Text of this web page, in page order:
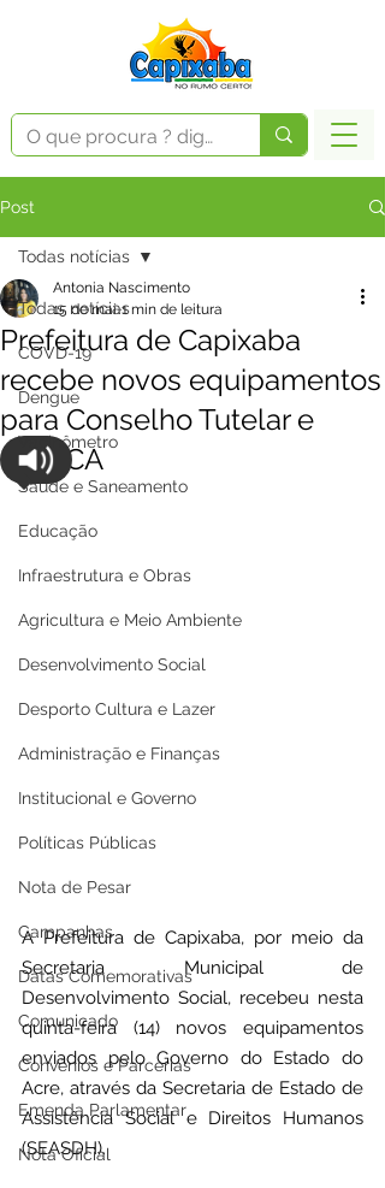
Post
Todas notícias
COVD-19
Dengue
Vacinômetro
Saúde e Saneamento
Educação
Infraestrutura e Obras
Agricultura e Meio Ambiente
Desenvolvimento Social
Desporto Cultura e Lazer
Administração e Finanças
Institucional e Governo
Políticas Públicas
Nota de Pesar
Campanhas
Datas Comemorativas
Comunicado
Convênios e Parcerias
Emenda Parlamentar
Nota Oficial
Todas notícias
Prefeitura de Capixaba
recebe novos equipamentos
para Conselho Tutelar e
CMDCA
Antonia Nascimento
15 de mai.1 min de leitura
A Prefeitura de Capixaba, por meio da
Secretaria Municipal de
Desenvolvimento Social, recebeu nesta
quinta-feira (14) novos equipamentos
enviados pelo Governo do Estado do
Acre, através da Secretaria de Estado de
Assistência Social e Direitos Humanos
(SEASDH).